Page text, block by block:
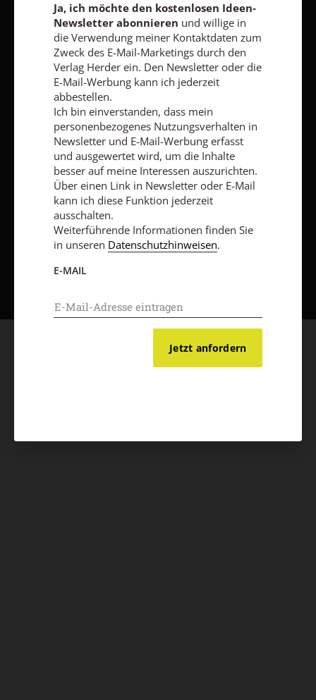
AGB und Widerrufsbelehrung Datenschutz Barrierefreiheit
Impressum
Vertrag widerrufen Abo online kündigen
Ja, ich möchte den kostenlosen Ideen-
Newsletter abonnieren und willige in
die Verwendung meiner Kontaktdaten zum
Zweck des E-Mail-Marketings durch den
Verlag Herder ein. Den Newsletter oder die
E-Mail-Werbung kann ich jederzeit
abbestellen.
Ich bin einverstanden, dass mein
personenbezogenes Nutzungsverhalten in
Newsletter und E-Mail-Werbung erfasst
und ausgewertet wird, um die Inhalte
besser auf meine Interessen auszurichten.
Über einen Link in Newsletter oder E-Mail
kann ich diese Funktion jederzeit
ausschalten.
Weiterführende Informationen finden Sie
in unseren Datenschutzhinweisen.
E-MAIL
Jetzt anfordern